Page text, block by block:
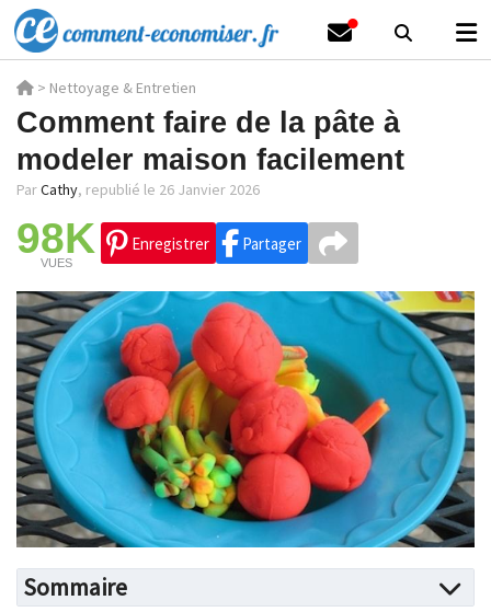
> Nettoyage & Entretien
Comment faire de la pâte à
modeler maison facilement
ParCathy, republié le 26 Janvier 2026
98K
VUES
Enregistrer Partager
Sommaire